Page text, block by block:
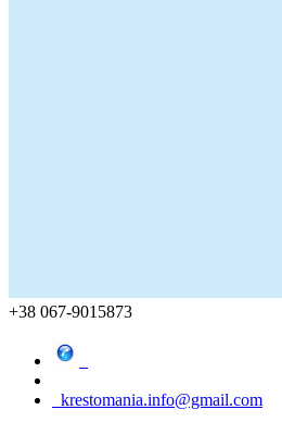
+38 067-9015873
krestomania.info@gmail.com